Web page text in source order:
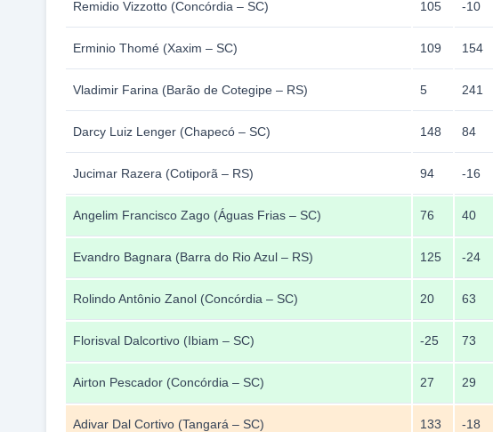
Remidio Vizzotto (Concórdia – SC) 105 -10
Erminio Thomé (Xaxim – SC) 109 154
Vladimir Farina (Barão de Cotegipe – RS) 5 241
Darcy Luiz Lenger (Chapecó – SC) 148 84
Jucimar Razera (Cotiporã – RS) 94 -16
Angelim Francisco Zago (Águas Frias – SC) 76 40
Evandro Bagnara (Barra do Rio Azul – RS) 125 -24
Rolindo Antônio Zanol (Concórdia – SC) 20 63
Florisval Dalcortivo (Ibiam – SC) -25 73
Airton Pescador (Concórdia – SC) 27 29
Adivar Dal Cortivo (Tangará – SC) 133 -18